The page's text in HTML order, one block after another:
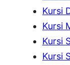
Kursi
Kursi
Kursi
Kursi